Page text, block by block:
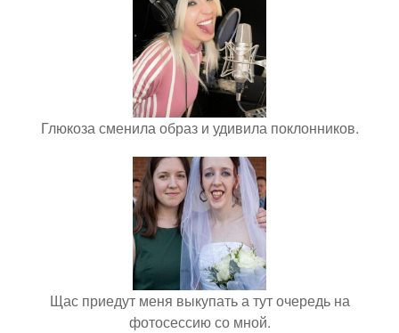
Глюкоза сменила образ и удивила поклонников.
Щас приедут меня выкупать а тут очередь на
фотосессию со мной.